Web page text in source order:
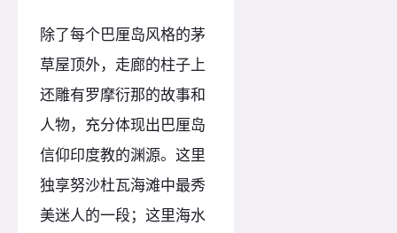
除了每个巴厘岛风格的茅
草屋顶外，走廊的柱子上
还雕有罗摩衍那的故事和
人物，充分体现出巴厘岛
信仰印度教的渊源。这里
独享努沙杜瓦海滩中最秀
美迷人的一段；这里海水